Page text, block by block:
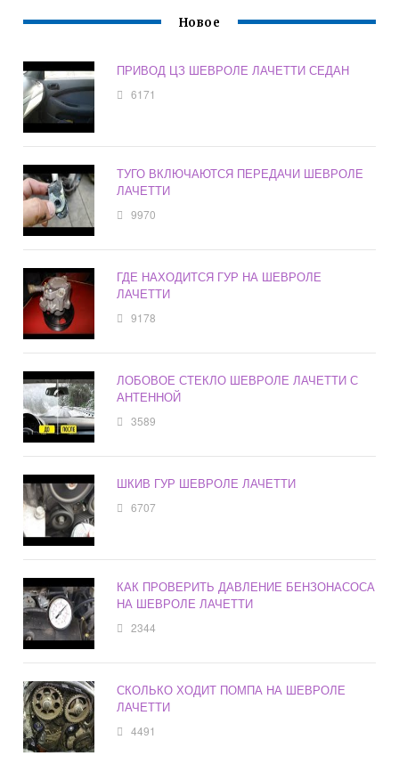
Новое
ПРИВОД ЦЗ ШЕВРОЛЕ ЛАЧЕТТИ СЕДАН
6171
ТУГО ВКЛЮЧАЮТСЯ ПЕРЕДАЧИ ШЕВРОЛЕ
ЛАЧЕТТИ
9970
ГДЕ НАХОДИТСЯ ГУР НА ШЕВРОЛЕ
ЛАЧЕТТИ
9178
ЛОБОВОЕ СТЕКЛО ШЕВРОЛЕ ЛАЧЕТТИ С
АНТЕННОЙ
3589
ШКИВ ГУР ШЕВРОЛЕ ЛАЧЕТТИ
6707
КАК ПРОВЕРИТЬ ДАВЛЕНИЕ БЕНЗОНАСОСА
НА ШЕВРОЛЕ ЛАЧЕТТИ
2344
СКОЛЬКО ХОДИТ ПОМПА НА ШЕВРОЛЕ
ЛАЧЕТТИ
4491